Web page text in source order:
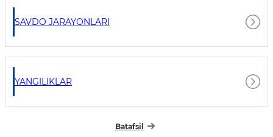
SAVDO JARAYONLARI
YANGILIKLAR
Batafsil